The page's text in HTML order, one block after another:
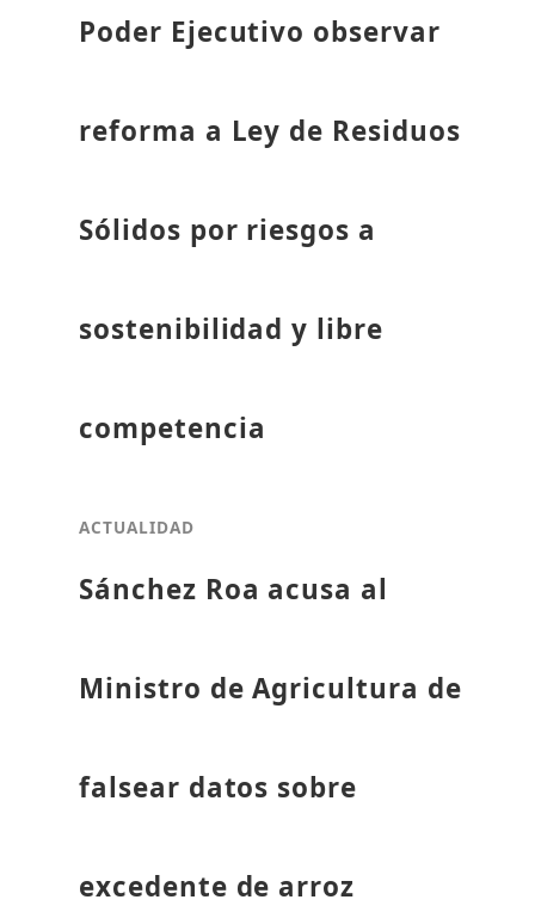
Poder Ejecutivo observar
reforma a Ley de Residuos
Sólidos por riesgos a
sostenibilidad y libre
competencia
ACTUALIDAD
Sánchez Roa acusa al
Ministro de Agricultura de
falsear datos sobre
excedente de arroz